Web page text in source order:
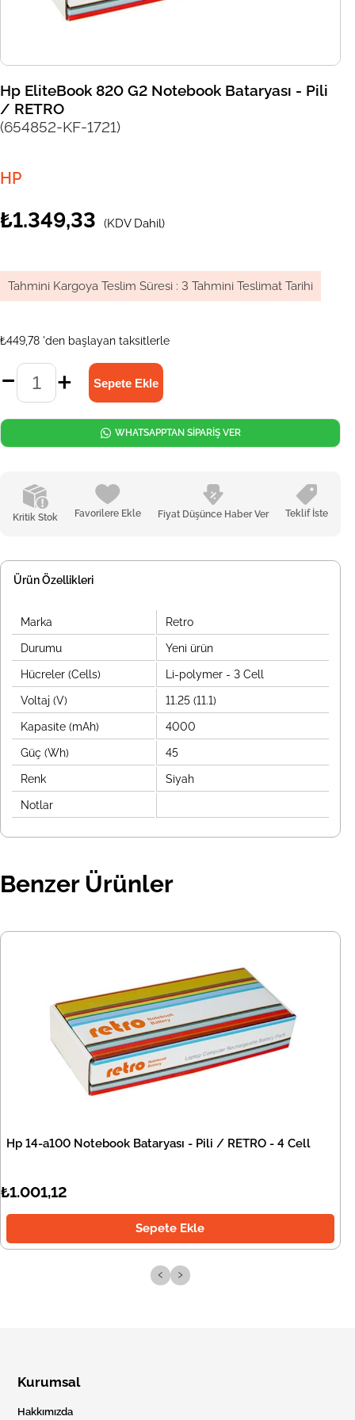
Hp EliteBook 820 G2 Notebook Bataryası - Pili
/ RETRO
(654852-KF-1721)
HP
₺1.349,33 (KDV Dahil)
Tahmini Kargoya Teslim Süresi : 3 Tahmini Teslimat Tarihi
₺449,78 'den başlayan taksitlerle
Kritik Stok Favorilere Ekle Fiyat Düşünce Haber Ver Teklif İste
WHATSAPPTAN SİPARİŞ VER
Ürün Özellikleri
Marka Retro
Durumu Yeni ürün
Hücreler (Cells) Li-polymer - 3 Cell
Voltaj (V) 11.25 (11.1)
Kapasite (mAh) 4000
Güç (Wh) 45
Renk Siyah
Notlar
Benzer Ürünler
Hp 14-a100 Notebook Bataryası - Pili / RETRO - 4 Cell
₺1.001,12
Sepete Ekle
‹ ›
Kurumsal
Hakkımızda